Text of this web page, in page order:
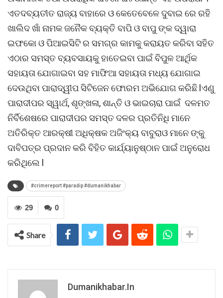
ଏତଦବ୍ୟତୀତ ରାଜ୍ୟ ବାହାରେ ଓ କେତେବେଳେ ଦୁବାଇ ରେ ରହି
ଖାଲିଦ ଖାଁ ନାମକ ଜନୈକ ବ୍ୟକ୍ତି ବାପି ଓ ବାପୁ ଙ୍କ ଦ୍ୱାରା
ଇଫକୋ ଓ ପିଆଇସିଟି ର ସମଗ୍ର କାମକୁ କରାୟତ କରିବା ସହିତ
ଏଠାର ସମସ୍ତ ବ୍ୟବସାୟକୁ ହାତେଇବା ପାଇଁ ବିପୁଳ ଆର୍ଥିକ
ସହାୟତା ଯୋଗାଇବା ସହ ମାଫିଆ ସହାୟତା ମଧ୍ୟ ଯୋଗାଇ
ଦେଉଥିବା ପାରାଦ୍ୱୀପ ସିଟିଜେନ ଫୋରମ ଅଭିଯୋଗ କରିଛି lଏଣୁ
ପାରାଦୀପର ସ୍ୱାର୍ଥ, ଶୃଙ୍ଖଳା, ଶାନ୍ତି ଓ ଭାଇଚାରା ପାଇଁ ଦଳମତ
ନିର୍ବିଶେଷରେ ପାରାଦୀପର ସମସ୍ତ ଦଳର ପ୍ରତିନିଧି ମାନେ
ଅତିରିକ୍ତ ଆରକ୍ଷୀ ଅଧିକ୍ଷକ ଅଜିଂକ୍ୟ ବାବୁରାଓ ମାନେ ଙ୍କୁ
ଦାବିପତ୍ର ପ୍ରଦାନ କରି ବିହିତ କାର୍ଯ୍ୟାନୁଷ୍ଠାନ ପାଇଁ ଅନୁରୋଧ
କରିଥିଲେ l
#crimereport #paradip #dumanikhabar
0
29
Share
Dumanikhabar.in